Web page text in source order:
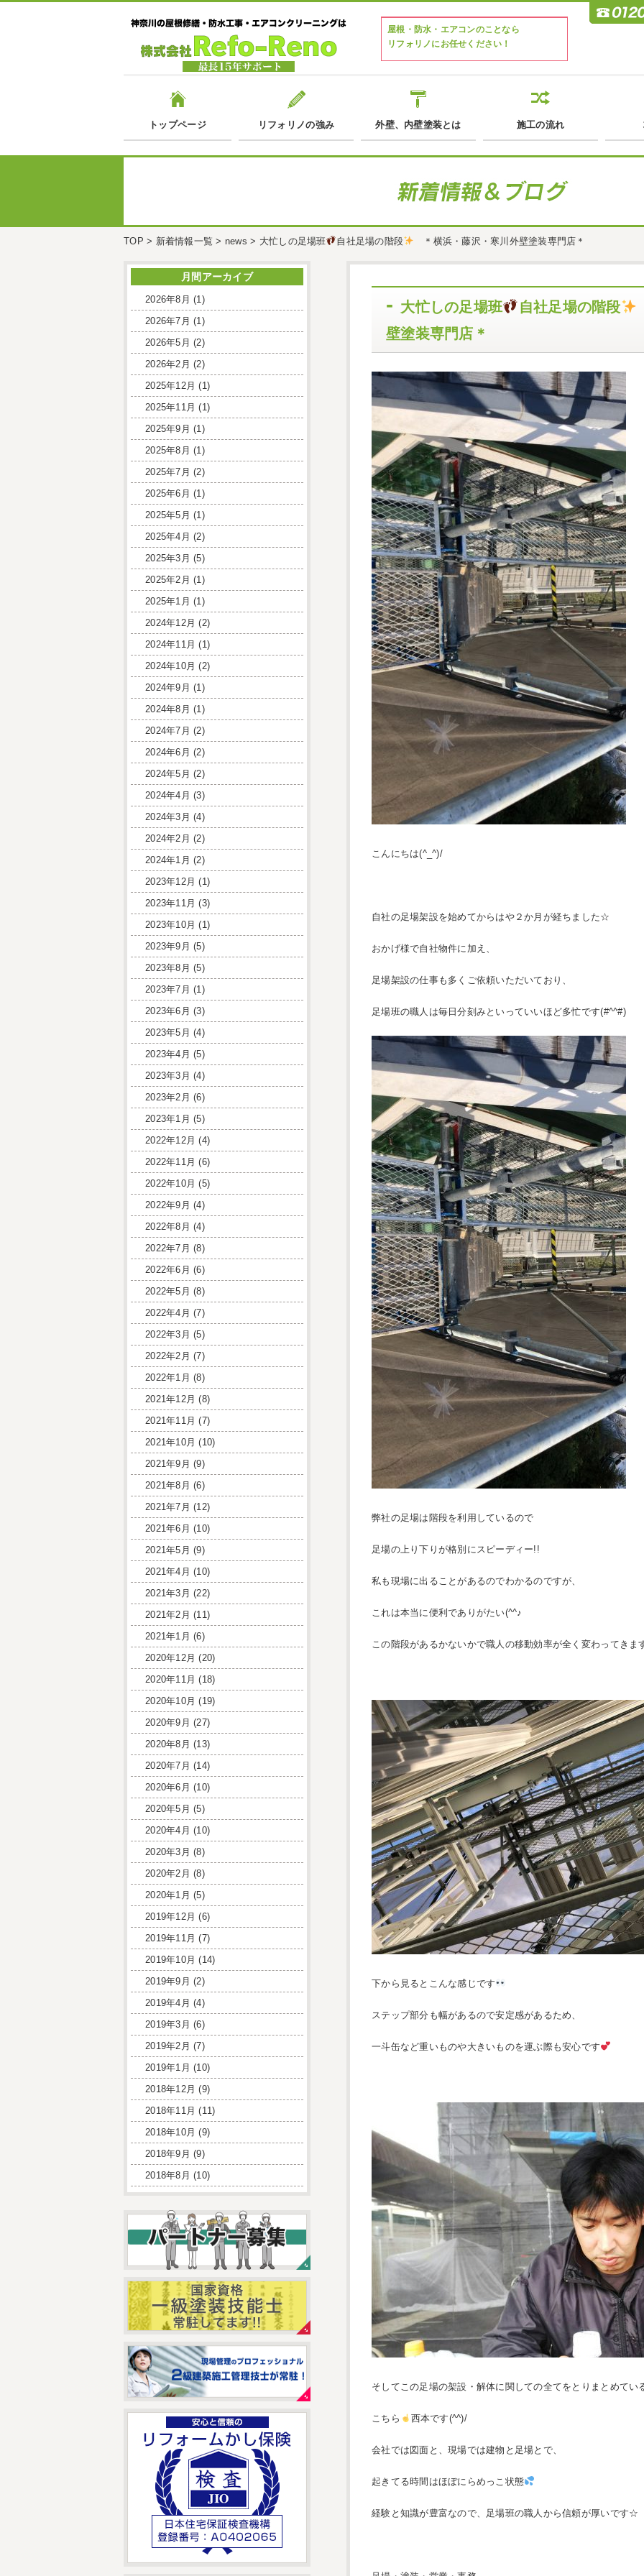
屋根・防水・エアコンのことなら
リフォリノにお任せください！
トップページ リフォリノの強み 外壁、内壁塗装とは 施工の流れ
TOP > 新着情報一覧 > news > 大忙しの足場班 自社足場の階段 ＊横浜・藤沢・寒川外壁塗装専門店＊
大忙しの足場班 自社足場の階段
壁塗装専門店＊
こんにちは(^_^)/
自社の足場架設を始めてからはや２か月が経ちました☆
おかげ様で自社物件に加え、
足場架設の仕事も多くご依頼いただいており、
足場班の職人は毎日分刻みといっていいほど多忙です(#^^#)
弊社の足場は階段を利用しているので
足場の上り下りが格別にスピーディー!!
私も現場に出ることがあるのでわかるのですが、
これは本当に便利でありがたい(^^♪
この階段があるかないかで職人の移動効率が全く変わってきま
下から見るとこんな感じです
ステップ部分も幅があるので安定感があるため、
一斗缶など重いものや大きいものを運ぶ際も安心です
そしてこの足場の架設・解体に関しての全てをとりまとめてい
こちら 西本です(^^)/
会社では図面と、現場では建物と足場とで、
起きてる時間はほぼにらめっこ状態
経験と知識が豊富なので、足場班の職人から信頼が厚いです☆
月間アーカイブ
2026年8月 (1)
2026年7月 (1)
2026年5月 (2)
2026年2月 (2)
2025年12月 (1)
2025年11月 (1)
2025年9月 (1)
2025年8月 (1)
2025年7月 (2)
2025年6月 (1)
2025年5月 (1)
2025年4月 (2)
2025年3月 (5)
2025年2月 (1)
2025年1月 (1)
2024年12月 (2)
2024年11月 (1)
2024年10月 (2)
2024年9月 (1)
2024年8月 (1)
2024年7月 (2)
2024年6月 (2)
2024年5月 (2)
2024年4月 (3)
2024年3月 (4)
2024年2月 (2)
2024年1月 (2)
2023年12月 (1)
2023年11月 (3)
2023年10月 (1)
2023年9月 (5)
2023年8月 (5)
2023年7月 (1)
2023年6月 (3)
2023年5月 (4)
2023年4月 (5)
2023年3月 (4)
2023年2月 (6)
2023年1月 (5)
2022年12月 (4)
2022年11月 (6)
2022年10月 (5)
2022年9月 (4)
2022年8月 (4)
2022年7月 (8)
2022年6月 (6)
2022年5月 (8)
2022年4月 (7)
2022年3月 (5)
2022年2月 (7)
2022年1月 (8)
2021年12月 (8)
2021年11月 (7)
2021年10月 (10)
2021年9月 (9)
2021年8月 (6)
2021年7月 (12)
2021年6月 (10)
2021年5月 (9)
2021年4月 (10)
2021年3月 (22)
2021年2月 (11)
2021年1月 (6)
2020年12月 (20)
2020年11月 (18)
2020年10月 (19)
2020年9月 (27)
2020年8月 (13)
2020年7月 (14)
2020年6月 (10)
2020年5月 (5)
2020年4月 (10)
2020年3月 (8)
2020年2月 (8)
2020年1月 (5)
2019年12月 (6)
2019年11月 (7)
2019年10月 (14)
2019年9月 (2)
2019年4月 (4)
2019年3月 (6)
2019年2月 (7)
2019年1月 (10)
2018年12月 (9)
2018年11月 (11)
2018年10月 (9)
2018年9月 (9)
2018年8月 (10)